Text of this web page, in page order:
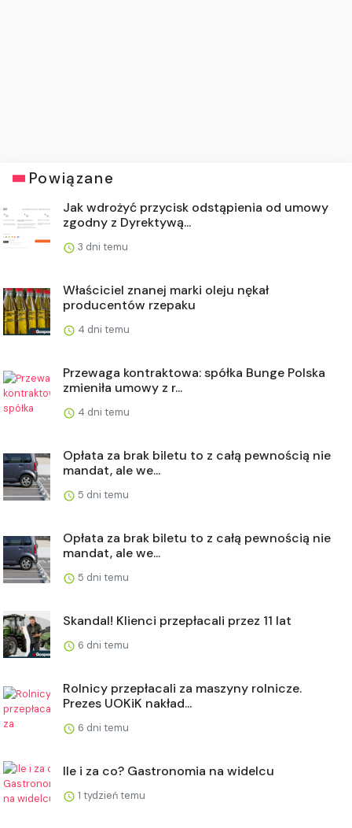
Powiązane
Jak wdrożyć przycisk odstąpienia od umowy
zgodny z Dyrektywą...
3 dni temu
Właściciel znanej marki oleju nękał
producentów rzepaku
4 dni temu
Przewaga kontraktowa: spółka Bunge Polska
zmieniła umowy z r...
4 dni temu
Opłata za brak biletu to z całą pewnością nie
mandat, ale we...
5 dni temu
Opłata za brak biletu to z całą pewnością nie
mandat, ale we...
5 dni temu
Skandal! Klienci przepłacali przez 11 lat
6 dni temu
Rolnicy przepłacali za maszyny rolnicze.
Prezes UOKiK nakład...
6 dni temu
Ile i za co? Gastronomia na widelcu
1 tydzień temu